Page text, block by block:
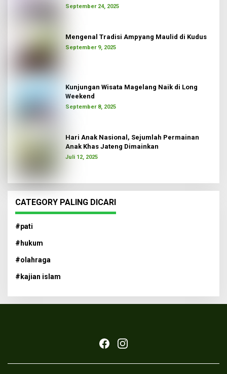
September 24, 2025
Mengenal Tradisi Ampyang Maulid di Kudus
September 9, 2025
Kunjungan Wisata Magelang Naik di Long
Weekend
September 8, 2025
Hari Anak Nasional, Sejumlah Permainan
Anak Khas Jateng Dimainkan
Juli 12, 2025
CATEGORY PALING DICARI
#pati
#hukum
#olahraga
#kajian islam